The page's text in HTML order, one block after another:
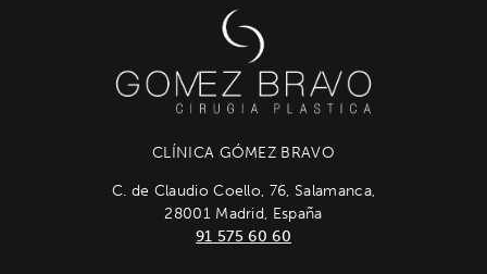
CLÍNICA GÓMEZ BRAVO
C. de Claudio Coello, 76, Salamanca,
28001 Madrid, España
91 575 60 60